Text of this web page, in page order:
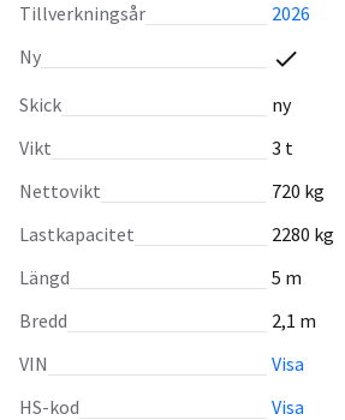
Tillverkningsår
2026
Ny
Skick
ny
Vikt
3 t
Nettovikt
720 kg
Lastkapacitet
2280 kg
Längd
5 m
Bredd
2,1 m
VIN
Visa
HS-kod
Visa